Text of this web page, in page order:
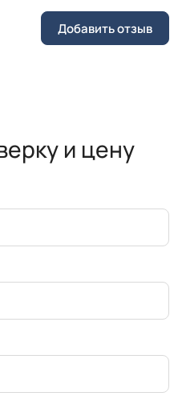
Добавить отзыв
и цену